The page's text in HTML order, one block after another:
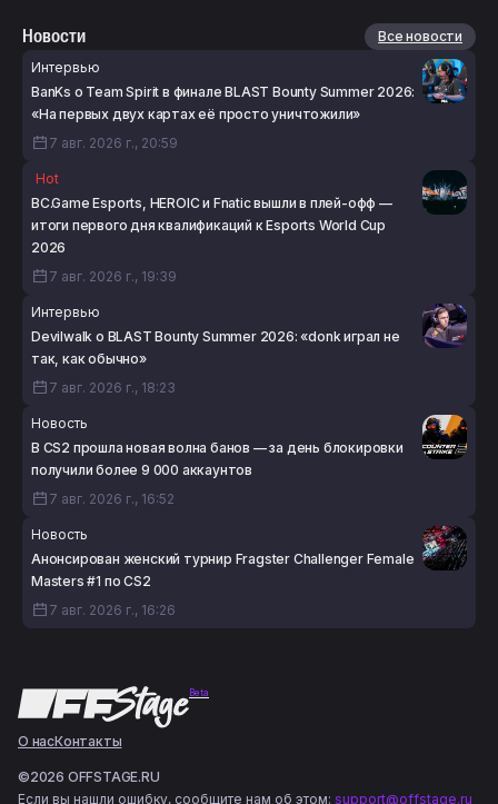
Новости
Все новости
Интервью
BanKs о Team Spirit в финале BLAST Bounty Summer 2026:
«На первых двух картах её просто уничтожили»
7 авг. 2026 г., 20:59
Hot
BC.Game Esports, HEROIC и Fnatic вышли в плей-офф —
итоги первого дня квалификаций к Esports World Cup
2026
7 авг. 2026 г., 19:39
Интервью
Devilwalk о BLAST Bounty Summer 2026: «donk играл не
так, как обычно»
7 авг. 2026 г., 18:23
Новость
В CS2 прошла новая волна банов — за день блокировки
получили более 9 000 аккаунтов
7 авг. 2026 г., 16:52
Новость
Анонсирован женский турнир Fragster Challenger Female
Masters #1 по CS2
7 авг. 2026 г., 16:26
Beta
О насКонтакты
©2026 OFFSTAGE.RU
Если вы нашли ошибку, сообщите нам об этом: support@offstage.ru